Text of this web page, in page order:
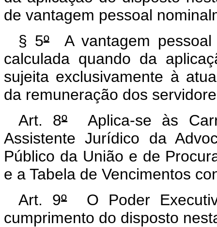
de vantagem pessoal
§ 5ºA vantagem
calculada quando da
sujeita exclusivamente à
da remuneração dos
Art. 8ºAplica-se às
Assistente Jurídico da
Público da União e de
e a Tabela de Vencimentos
Art. 9ºO Poder
cumprimento do disposto